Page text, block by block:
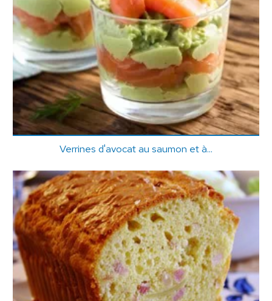
Verrines d'avocat au saumon et à...